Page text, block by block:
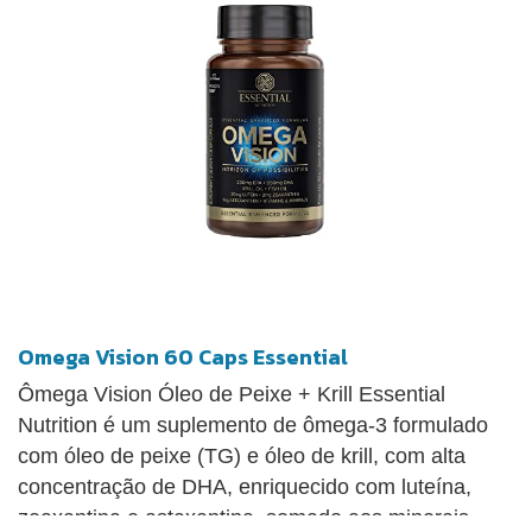
Omega Vision 60 Caps Essential
Ômega Vision Óleo de Peixe + Krill Essential
Nutrition é um suplemento de ômega-3 formulado
com óleo de peixe (TG) e óleo de krill, com alta
concentração de DHA, enriquecido com luteína,
zeaxantina e astaxantina, somado aos minerais